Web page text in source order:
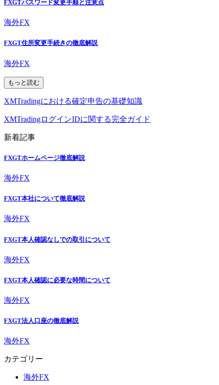
FXGTパスワード変更手順と注意点
海外FX
FXGT住所変更手続きの徹底解説
海外FX
もっと読む
XMTradingにおける確定申告の基礎知識
XMTradingログインIDに関する完全ガイド
新着記事
FXGTホームページ徹底解説
海外FX
FXGT本社について徹底解説
海外FX
FXGT本人確認なしでの取引について
海外FX
FXGT本人確認に必要な時間について
海外FX
FXGT法人口座の徹底解説
海外FX
カテゴリー
海外FX